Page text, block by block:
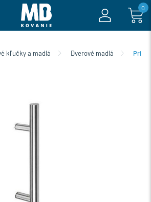
0
kľučky a madlá Dverové madlá